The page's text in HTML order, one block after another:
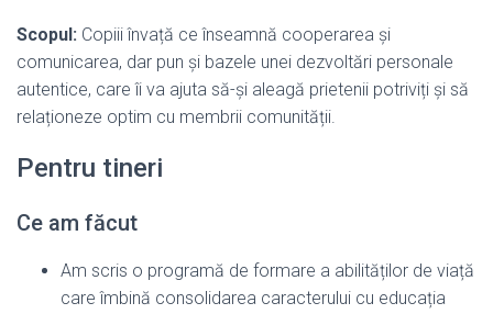
Scopul: Copiii învață ce înseamnă cooperarea și
comunicarea, dar pun și bazele unei dezvoltări personale
autentice, care îi va ajuta să-și aleagă prietenii potriviți și să
relaționeze optim cu membrii comunității.
Pentru tineri
Ce am făcut
Am scris o programă de formare a abilităților de viață
care îmbină consolidarea caracterului cu educația